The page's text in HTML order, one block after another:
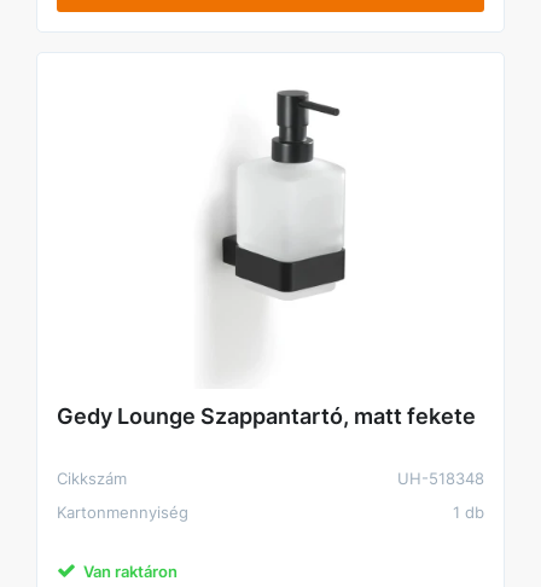
Gedy Lounge Szappantartó, matt fekete
Cikkszám
UH-518348
Kartonmennyiség
1 db
Van raktáron